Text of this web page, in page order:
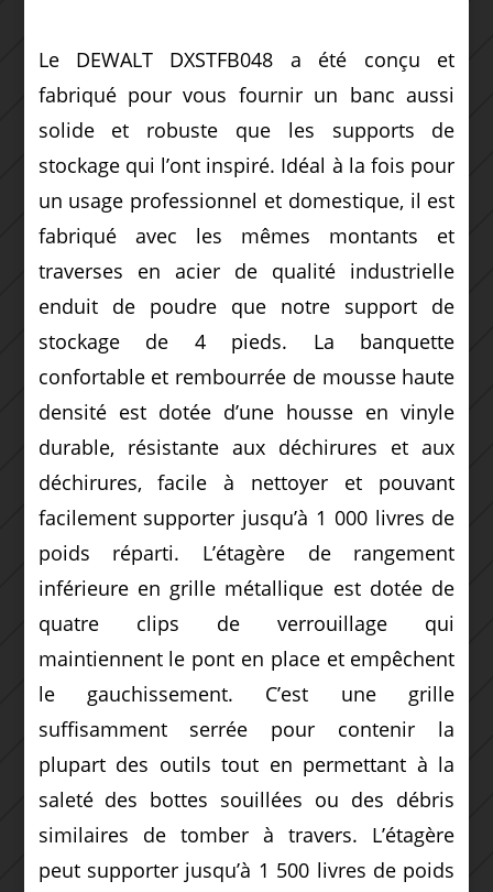
Le DEWALT DXSTFB048 a été conçu et
fabriqué pour vous fournir un banc aussi
solide et robuste que les supports de
stockage qui l’ont inspiré. Idéal à la fois pour
un usage professionnel et domestique, il est
fabriqué avec les mêmes montants et
traverses en acier de qualité industrielle
enduit de poudre que notre support de
stockage de 4 pieds. La banquette
confortable et rembourrée de mousse haute
densité est dotée d’une housse en vinyle
durable, résistante aux déchirures et aux
déchirures, facile à nettoyer et pouvant
facilement supporter jusqu’à 1 000 livres de
poids réparti. L’étagère de rangement
inférieure en grille métallique est dotée de
quatre clips de verrouillage qui
maintiennent le pont en place et empêchent
le gauchissement. C’est une grille
suffisamment serrée pour contenir la
plupart des outils tout en permettant à la
saleté des bottes souillées ou des débris
similaires de tomber à travers. L’étagère
peut supporter jusqu’à 1 500 livres de poids